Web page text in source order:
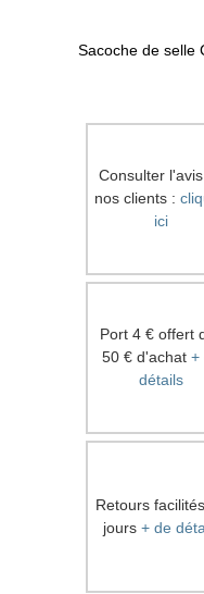
Sacoche de selle
Consulter
nos clients :
ici
Port 4 € offert
50 € d'achat +
détails
Retours
jours + de